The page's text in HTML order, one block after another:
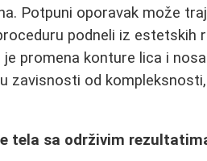
Potpuni oporavak može
podneli iz estetskih
promena konture lica i
zavisnosti od
tela sa održivim